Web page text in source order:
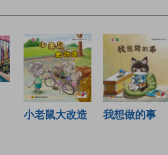
小老鼠大改造
我想做的事